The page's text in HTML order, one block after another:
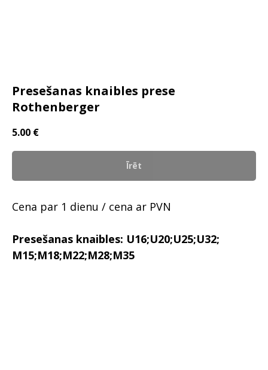
Presešanas knaibles prese
Rothenberger
5.00 €
Īrēt
Cena par 1 dienu / cena ar PVN
Presešanas knaibles: U16;U20;U25;U32;
M15;M18;M22;M28;M35